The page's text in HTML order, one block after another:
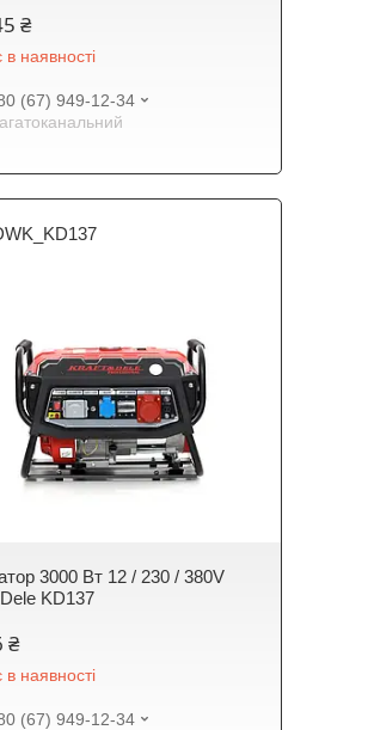
₴
наявності
(67) 949-12-34
3000 Вт 12 / 230 / 380V
KD137
₴
наявності
(67) 949-12-34